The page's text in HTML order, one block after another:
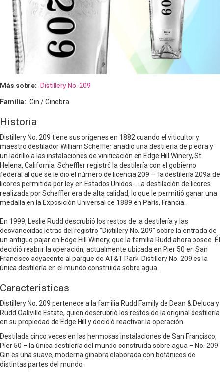
Más sobre Distillery No. 209
Familia Gin / Ginebra
Historia
Distillery No. 209 tiene sus orígenes en 1882 cuando el viticultor y
maestro destilador William Scheffler añadió una destilería de piedra y
un ladrillo a las instalaciones de vinificación en Edge Hill Winery, St.
Helena, California. Scheffler registró la destilería con el gobierno
federal al que se le dio el número de licencia 209 – la destilería 209a de
licores permitida por ley en Estados Unidos-. La destilación de licores
realizada por Scheffler era de alta calidad, lo que le permitió ganar una
medalla en la Exposición Universal de 1889 en París, Francia.
En 1999, Leslie Rudd descrubió los restos de la destilería y las
desvanecidas letras del registro "Distillery No. 209" sobre la entrada de
un antiguo pajar en Edge Hill Winery, que la familia Rudd ahora posee. Él
decidió reabrir la operación, actualmente ubicada en Pier 50 en San
Francisco adyacente al parque de AT&T Park. Distillery No. 209 es la
única destilería en el mundo construida sobre agua.
Caracteristicas
Distillery No. 209 pertenece a la familia Rudd Family de Dean & Deluca y
Rudd Oakville Estate, quien descrubrió los restos de la original destilería
en su propiedad de Edge Hill y decidió reactivar la operación.
Destilada cinco veces en las hermosas instalaciones de San Francisco,
Pier 50 – la única destilería del mundo construida sobre agua – No. 209
Gin es una suave, moderna ginabra elaborada con botánicos de
distintas partes del mundo.